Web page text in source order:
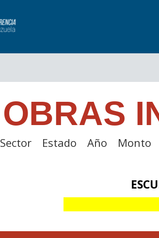
OBRAS
Sector Estado Año Monto